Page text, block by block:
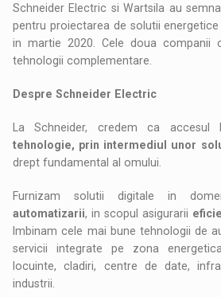
Schneider Electric si Wartsila au
pentru proiectarea de solutii
in martie 2020. Cele doua companii
tehnologii complementare.
Despre Schneider Electric
La Schneider, credem ca accesul
tehnologie, prin intermediul unor
drept fundamental al omului.
Furnizam solutii digitale in
automatizarii, in scopul asigurarii
Imbinam cele mai bune tehnologii de
servicii integrate pe zona
locuinte, cladiri, centre de date,
industrii.